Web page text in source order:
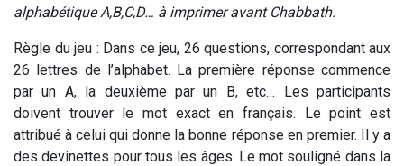
alphabétique A,B,C,D… à imprimer avant Chabbath.
Règle du jeu : Dans ce jeu, 26 questions, correspondant aux
26 lettres de l’alphabet. La première réponse commence
par un A, la deuxième par un B, etc… Les participants
doivent trouver le mot exact en français. Le point est
attribué à celui qui donne la bonne réponse en premier. Il y a
des devinettes pour tous les âges. Le mot souligné dans la